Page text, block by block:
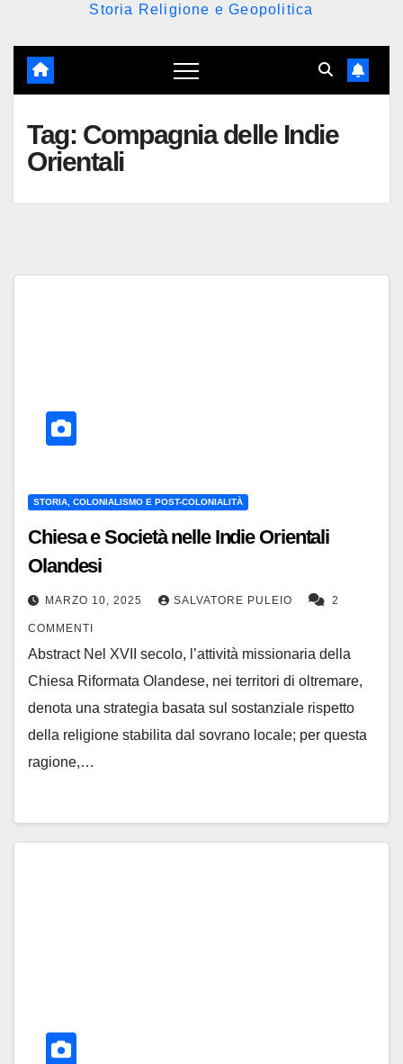
Storia Religione e Geopolitica
Tag: Compagnia delle Indie
Orientali
STORIA, COLONIALISMO E POST-COLONIALITÀ
Chiesa e Società nelle Indie Orientali
Olandesi
MARZO 10, 2025 SALVATORE PULEIO 2
COMMENTI
Abstract Nel XVII secolo, l’attività missionaria della
Chiesa Riformata Olandese, nei territori di oltremare,
denota una strategia basata sul sostanziale rispetto
della religione stabilita dal sovrano locale; per questa
ragione,…